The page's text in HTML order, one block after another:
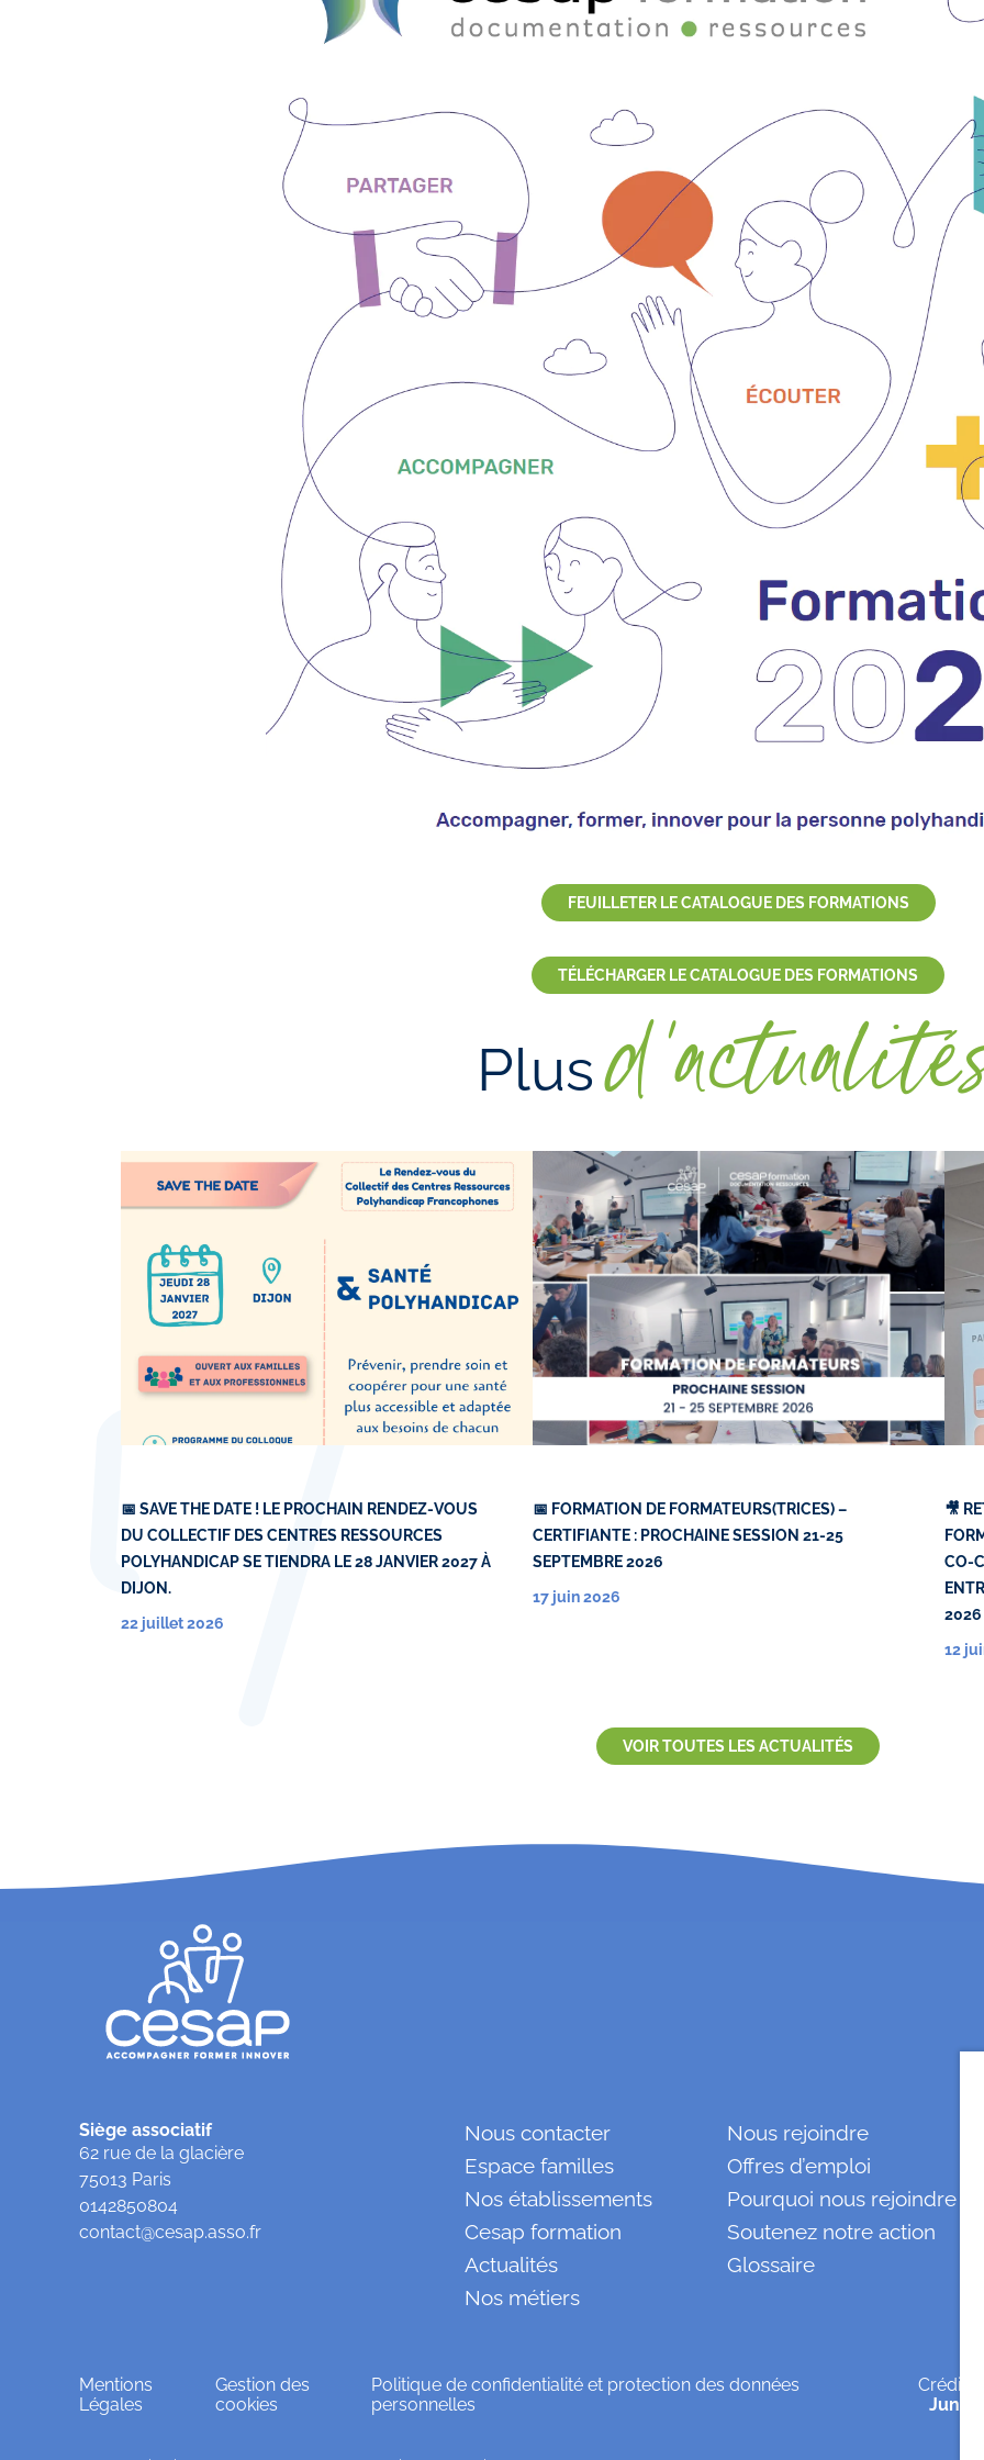
FEUILLETER LE CATALOGUE DES FORMATIONS
TÉLÉCHARGER LE CATALOGUE DES FORMATIONS
Plus
📅 SAVE THE DATE ! LE PROCHAIN RENDEZ-VOUS
DU COLLECTIF DES CENTRES RESSOURCES
POLYHANDICAP SE TIENDRA LE 28 JANVIER 2027 À
DIJON.
22 juillet 2026
📅 FORMATION DE FORMATEURS(TRICES) –
CERTIFIANTE : PROCHAINE SESSION 21-25
SEPTEMBRE 2026
17 juin 2026
🎥
CO-
2026
12
VOIR TOUTES LES ACTUALITÉS
Siège associatif
62 rue de la glacière
75013 Paris
0142850804
contact@cesap.asso.fr
Nous contacter
Espace familles
Nos établissements
Cesap formation
Actualités
Nos métiers
Nous rejoindre
Offres d’emploi
Pourquoi nous rejoindre ?
Soutenez notre action
Glossaire
Mentions
Légales
Gestion des
cookies
Politique de confidentialité et protection des données
personnelles
Crédits